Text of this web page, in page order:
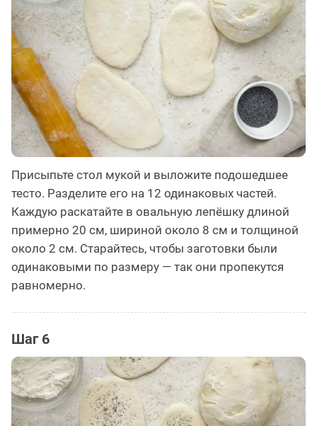
Присыпьте стол мукой и выложите подошедшее
тесто. Разделите его на 12 одинаковых частей.
Каждую раскатайте в овальную лепёшку длиной
примерно 20 см, шириной около 8 см и толщиной
около 2 см. Старайтесь, чтобы заготовки были
одинаковыми по размеру — так они пропекутся
равномерно.
Шаг 6